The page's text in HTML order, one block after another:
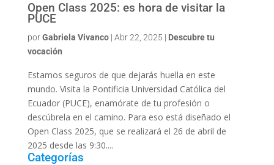
Open Class 2025: es hora de visitar la
PUCE
porGabriela Vivanco| Abr 22, 2025 | Descubre tu
vocación
Estamos seguros de que dejarás huella en este
mundo. Visita la Pontificia Universidad Católica del
Ecuador (PUCE), enamórate de tu profesión o
descúbrela en el camino. Para eso está diseñado el
Open Class 2025, que se realizará el 26 de abril de
2025 desde las 9:30....
Categorías